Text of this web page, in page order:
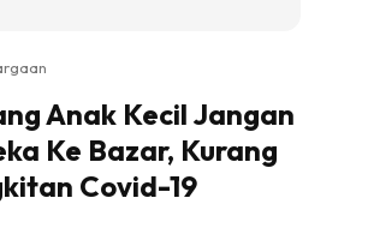
Anak Kecil Jangan
Ke Bazar, Kurang
Covid-19